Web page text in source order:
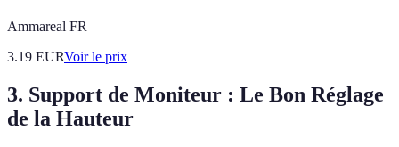
Ammareal FR
3.19 EURVoir le prix
3. Support de Moniteur : Le Bon Réglage
de la Hauteur